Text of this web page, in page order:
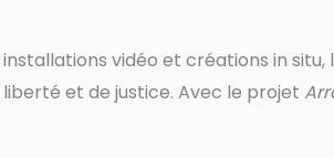
vidéo et créations in
et de justice. Avec le projet